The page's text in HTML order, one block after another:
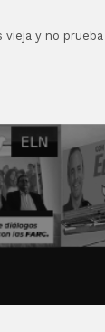
vieja y no